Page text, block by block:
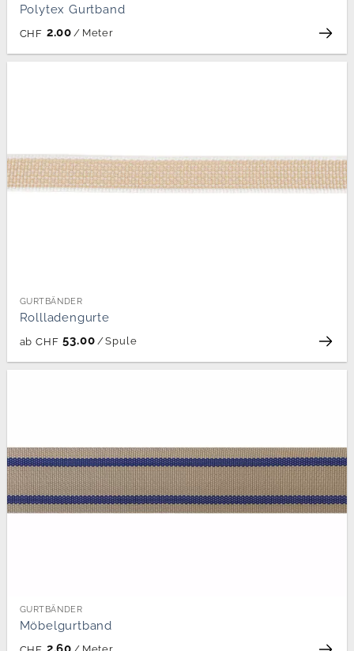
Polytex Gurtband
CHF 2.00 / Meter
GURTBÄNDER
Rollladengurte
ab CHF 53.00 /Spule
GURTBÄNDER
Möbelgurtband